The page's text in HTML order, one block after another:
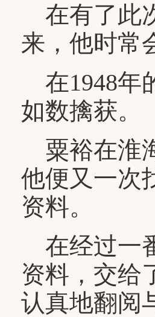
在有了此
来，他时常
在1948年
如数擒获。
粟裕在淮
他便又一次
资料。
在经过一
资料，交给
认真地翻阅